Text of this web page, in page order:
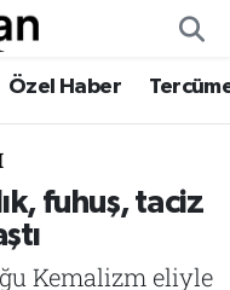
Özel Haber
fuhuş, taciz
Kemalizm eliyle
Fikstür